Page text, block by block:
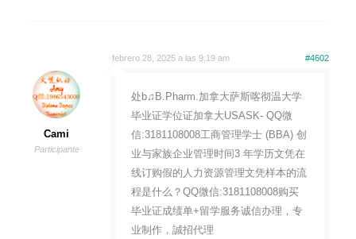
febrero 28, 2025 a las 9:19 am #4602
Cami
Participante
处b♫B.Pharm.加拿大萨斯喀彻温大学
毕业证学位证加拿大USASK- QQ微
信:3181108008工商管理学士 (BBA) 创
业与家族企业管理时间3 年学历文凭在
线订购假的人力资源管理文凭样本的流
程是什么？QQ微信:3181108008购买
毕业证成绩单+留学服务诚信办理，专
业制作，誠招代理